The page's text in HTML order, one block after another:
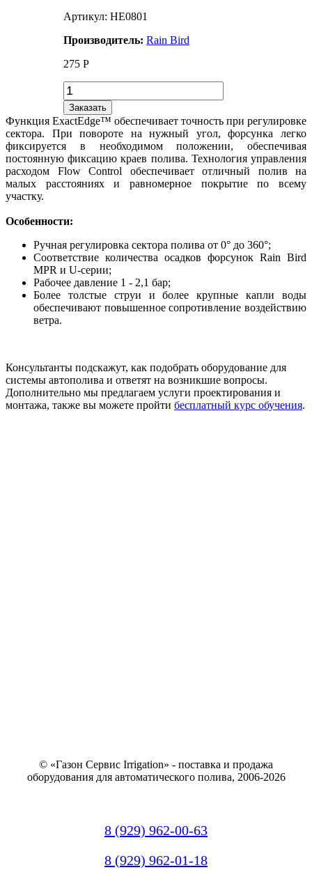
Артикул: HE0801
Производитель:Rain Bird
275 Р
Заказать
Функция ExactEdge™ обеспечивает точность при регулировке
сектора. При повороте на нужный угол, форсунка легко
фиксируется в необходимом положении, обеспечивая
постоянную фиксацию краев полива. Технология управления
расходом Flow Control обеспечивает отличный полив на
малых расстояниях и равномерное покрытие по всему
участку.
Особенности:
Ручная регулировка сектора полива от 0° до 360°;
Соответствие количества осадков форсунок Rain Bird
MPR и U-серии;
Рабочее давление 1 - 2,1 бар;
Более толстые струи и более крупные капли воды
обеспечивают повышенное сопротивление воздействию
ветра.
Консультанты подскажут, как подобрать оборудование для
системы автополива и ответят на возникшие вопросы.
Дополнительно мы предлагаем услуги проектирования и
монтажа, также вы можете пройти бесплатный курс обучения.
© «Газон Сервис Irrigation» - поставка и продажа
оборудования для автоматического полива, 2006-2026
8 (929) 962-00-63
8 (929) 962-01-18